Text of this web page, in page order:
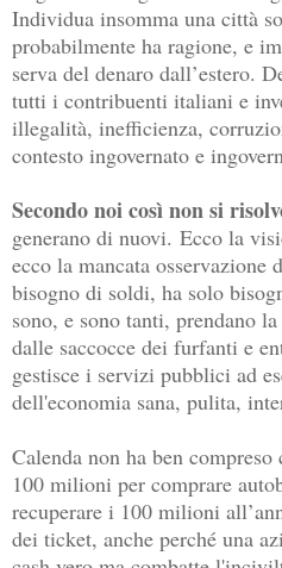
Individua insomma una città
probabilmente ha ragione, e
serva del denaro dall’estero.
tutti i contribuenti italiani e
illegalità, inefficienza,
contesto ingovernato e
Secondo noi così non si
generano di nuovi. Ecco la
ecco la mancata osservazione
bisogno di soldi, ha solo
sono, e sono tanti, prendano
dalle saccocce dei furfanti e
gestisce i servizi pubblici ad
dell'economia sana, pulita,
Calenda non ha ben
100 milioni per comprare
recuperare i 100 milioni
dei ticket, anche perché una